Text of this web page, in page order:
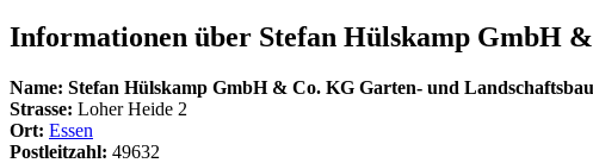
Informationen über Stefan Hülskamp GmbH
Name: Stefan Hülskamp GmbH & Co. KG Garten- und Landschaftsbau
Strasse: Loher Heide 2
Ort: Essen
Postleitzahl: 49632